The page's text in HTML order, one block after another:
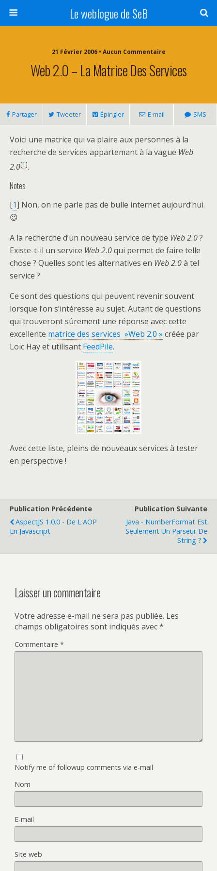
Le weblogue de SeB
21 Février 2006 • Aucun Commentaire
Web 2.0 – La Matrice Des Services
Partager Tweeter Épingler E-mail SMS
Voici une matrice qui va plaire aux personnes à la
recherche de services appartemant à la vague Web
2.0[1].
Notes
[1] Non, on ne parle pas de bulle internet aujourd’hui.
😉
A la recherche d’un nouveau service de type Web 2.0?
Existe-t-il un service Web 2.0qui permet de faire telle
chose ? Quelles sont les alternatives en Web 2.0à tel
service ?
Ce sont des questions qui peuvent revenir souvent
lorsque l’on s’intéresse au sujet. Autant de questions
qui trouveront sûrement une réponse avec cette
excellente matrice des services »Web 2.0 » créée par
Loïc Hay et utilisant FeedPile.
Avec cette liste, pleins de nouveaux services à tester
en perspective !
Publication Précédente
AspectJS 1.0.0 - De L'AOP
En Javascript
Publication Suivante
Java - NumberFormat Est
Seulement Un Parseur De
String ?
Laisser un commentaire
Votre adresse e-mail ne sera pas publiée. Les
champs obligatoires sont indiqués avec*
Commentaire *
Notify me of followup comments via e-mail
Nom
E-mail
Site web